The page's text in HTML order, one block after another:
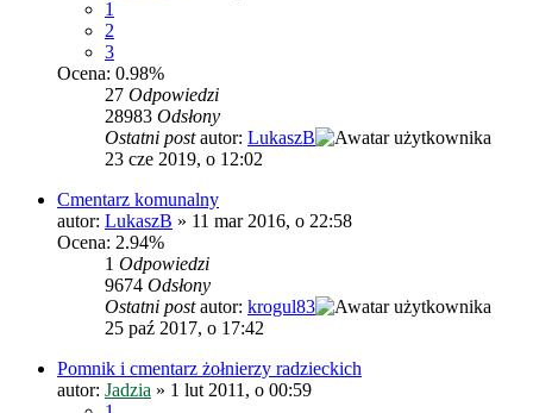
1
2
3
Ocena: 0.98%
27 Odpowiedzi
28983 Odsłony
Ostatni postautor: LukaszB
23 cze 2019, o 12:02
Cmentarz komunalny
autor: LukaszB » 11 mar 2016, o 22:58
Ocena: 2.94%
1 Odpowiedzi
9674 Odsłony
Ostatni postautor: krogul83
25 paź 2017, o 17:42
Pomnik i cmentarz żołnierzy radzieckich
autor: Jadzia » 1 lut 2011, o 00:59